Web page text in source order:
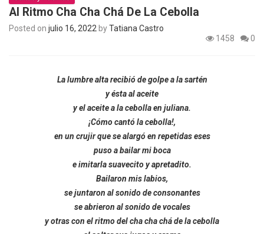
Al Ritmo Cha Cha Chá De La Cebolla
Posted on julio 16, 2022 byTatiana Castro
1458
0
La lumbre alta recibió de golpe a la sartén
y ésta al aceite
y el aceite a la cebolla en juliana.
¡Cómo cantó la cebolla!,
en un crujir que se alargó en repetidas eses
puso a bailar mi boca
e imitarla suavecito y apretadito.
Bailaron mis labios,
se juntaron al sonido de consonantes
se abrieron al sonido de vocales
y otras con el ritmo del cha cha chá de la cebolla